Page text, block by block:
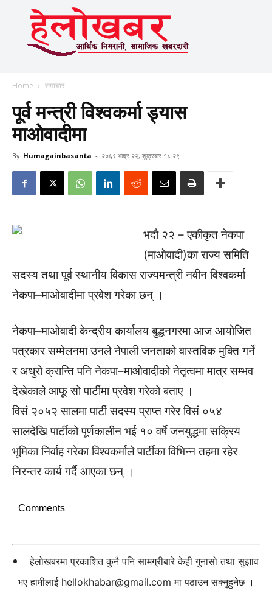
Home समाचार
पूर्व मन्त्री विश्वकर्मा ड्यास
माओवादीमा
By Humagainbasanta - २०६९ भाद्र २२, शुक्रबार १८:२९
भदौ २२ – एकीकृत नेकपा
(माओवादी)का राज्य समिति
सदस्य तथा पूर्व स्थानीय विकास राज्यमन्त्री नवीन विश्वकर्मा
नेकपा–माओवादीमा प्रवेश गरेका छन् ।
नेकपा–माओवादी केन्द्रीय कार्यालय बुद्धनगरमा आज आयोजित
पत्रकार सम्मेलनमा उनले नेपाली जनताको वास्तविक मुक्ति गर्ने
र अधुरो क्रान्ति पनि नेकपा–माओवादीको नेतृत्वमा मात्र सम्भव
देखेकाले आफू सो पार्टीमा प्रवेश गरेको बताए ।
विसं २०५२ सालमा पार्टी सदस्य प्राप्त गरेर विसं ०५४
सालदेखि पार्टीको पूर्णकालीन भई १० वर्षे जनयुद्धमा सक्रिय
भूमिका निर्वाह गरेका विश्वकर्माले पार्टीका विभिन्न तहमा रहेर
निरन्तर कार्य गर्दै आएका छन् ।
Comments
हेलोखबरमा प्रकाशित कुनै पनि सामग्रीबारे केही गुनासो तथा सुझाव
भए हामीलाई hellokhabar@gmail.com मा पठाउन सक्नुहुनेछ ।